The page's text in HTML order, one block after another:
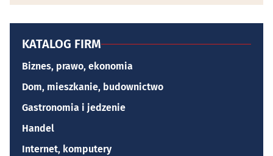
KATALOG FIRM
Biznes, prawo, ekonomia
Dom, mieszkanie, budownictwo
Gastronomia i jedzenie
Handel
Internet, komputery